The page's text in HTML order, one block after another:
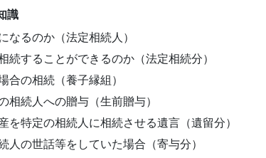
識
なるのか（法定相続人）
続することができるのか（法定相続分）
合の相続（養子縁組）
相続人への贈与（生前贈与）
を特定の相続人に相続させる遺言（遺留分）
人の世話等をしていた場合（寄与分）